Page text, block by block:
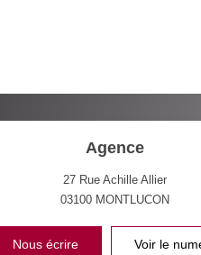
Agence
27 Rue Achille Allier
03100 MONTLUCON
Nous écrire Voir le